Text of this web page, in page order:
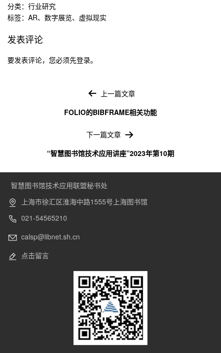
分类： 行业研究
标签： AR、 数字展览、 虚拟现实
发表评论
要发表评论，您必须先登录。
上一篇文章
FOLIO的BIBFRAME相关功能
下一篇文章
“智慧图书馆技术应用讲座”2023年第10期
智慧图书馆技术应用联盟秘书处
上海市徐汇区淮海中路1555号上海图书馆
021-54565210
calsp@libnet.sh.cn
点击留言